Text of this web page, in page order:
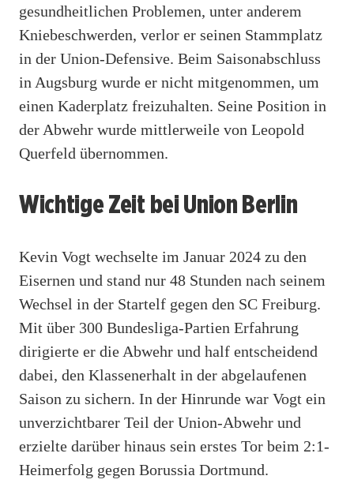
gesundheitlichen Problemen, unter anderem
Kniebeschwerden, verlor er seinen Stammplatz
in der Union-Defensive. Beim Saisonabschluss
in Augsburg wurde er nicht mitgenommen, um
einen Kaderplatz freizuhalten. Seine Position in
der Abwehr wurde mittlerweile von Leopold
Querfeld übernommen.
Wichtige Zeit bei Union Berlin
Kevin Vogt wechselte im Januar 2024 zu den
Eisernen und stand nur 48 Stunden nach seinem
Wechsel in der Startelf gegen den SC Freiburg.
Mit über 300 Bundesliga-Partien Erfahrung
dirigierte er die Abwehr und half entscheidend
dabei, den Klassenerhalt in der abgelaufenen
Saison zu sichern. In der Hinrunde war Vogt ein
unverzichtbarer Teil der Union-Abwehr und
erzielte darüber hinaus sein erstes Tor beim 2:1-
Heimerfolg gegen Borussia Dortmund.